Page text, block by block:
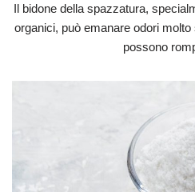
Il bidone della spazzatura,
organici, può emanare odori
possono